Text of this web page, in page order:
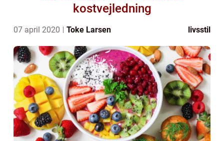
kostvejledning
07 april 2020 Toke Larsen livsstil